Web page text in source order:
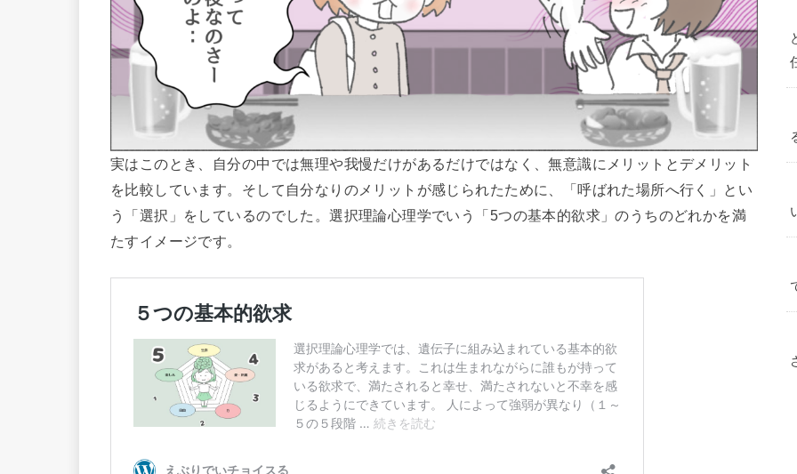
実はこのとき、自分の中では無理や我慢だけがあるだけではなく、無意識にメリットとデメリット
を比較しています。そして自分なりのメリットが感じられたために、「呼ばれた場所へ行く」とい
う「選択」をしているのでした。選択理論心理学でいう「5つの基本的欲求」のうちのどれかを満
たすイメージです。